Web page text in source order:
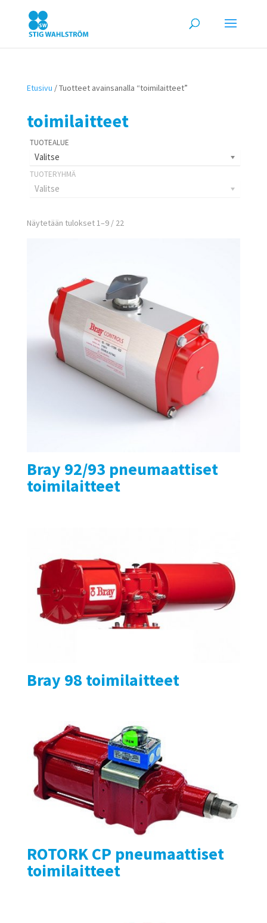
Etusivu / Tuotteet avainsanalla “toimilaitteet”
toimilaitteet
Valitse
Valitse
Näytetään tulokset 1–9 / 22
Bray 92/93 pneumaattiset
toimilaitteet
Bray 98 toimilaitteet
ROTORK CP pneumaattiset
toimilaitteet